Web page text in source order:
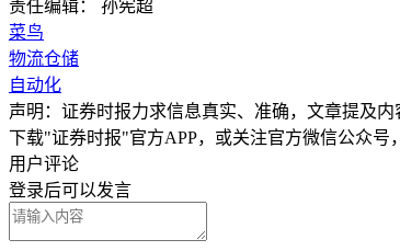
责任编辑： 孙宪超
菜鸟
物流仓储
自动化
声明：证券时报力求信息真实、准确，文章提及
下载"证券时报"官方APP，或关注官方微信公众号
用户评论
登录后可以发言